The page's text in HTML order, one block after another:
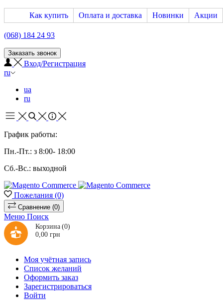
Как купить Оплата и доставка Новинки Акции
(068) 184 24 93
Заказать звонок
Вход/Регистрация
ru
ua
ru
График работы:
Пн.-Пт.: з 8:00- 18:00
Сб.-Вс.: выходной
Пожелания (0)
Сравнение (0)
Меню Поиск
Корзина (0)
0,00 грн
Моя учётная запись
Список желаний
Оформить заказ
Зарегистрироваться
Войти